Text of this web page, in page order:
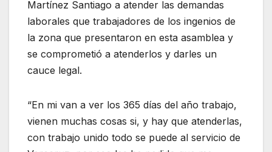
Martínez Santiago a atender las demandas
laborales que trabajadores de los ingenios de
la zona que presentaron en esta asamblea y
se comprometió a atenderlos y darles un
cauce legal.
“En mi van a ver los 365 días del año trabajo,
vienen muchas cosas si, y hay que atenderlas,
con trabajo unido todo se puede al servicio de